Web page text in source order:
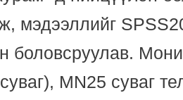
мэдээллийг
боловсруулав.
MN25 суваг